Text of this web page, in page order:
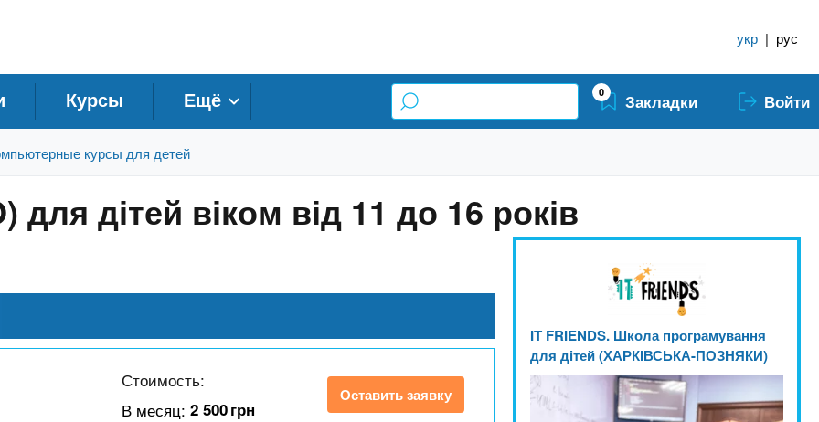
укр | рус
Курсы Ещё 0 Закладки Войти
курсы для детей
для дітей віком від 11 до 16 років
Стоимость:
В месяц:2 500грн
Оставить заявку
IT FRIENDS. Школа програмування
для дітей (ХАРКІВСЬКА-ПОЗНЯКИ)